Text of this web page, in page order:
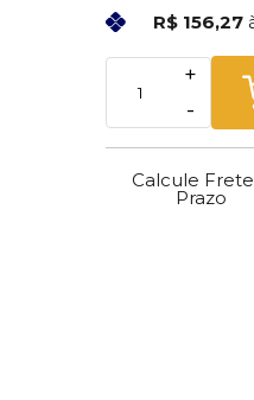
R$ 156,27
-
+
Calcule
Prazo